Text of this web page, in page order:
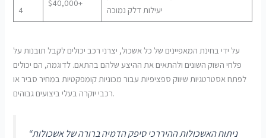
4
$40,000+
יעילות דלק נמוכה
על ידי בחינת המאפיינים של כל אשכול, יצרני רכב יכולים לקבל תובנות על
פלחי השוק השונים ולהתאים את ההיצע שלהם בהתאם. לדוגמה, הם יכולים
לפתח אסטרטגיות שיווק ספציפיות עבור מכוניות קומפקטיות במחיר סביר או
רכבי יוקרה בעלי ביצועים גבוהים.
“ניתוח האשכולות ההיררכי סיפק הדמיה ברורה של אשכולות